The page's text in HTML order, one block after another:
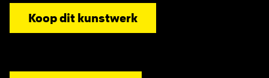
Koop dit kunstwerk